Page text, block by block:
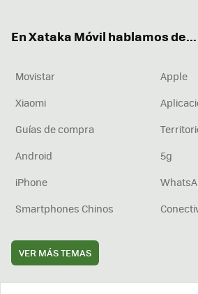
En Xataka Móvil hablamos de...
Movistar
Apple
Xiaomi
Guías de compra
Android
5g
iPhone
Smartphones Chinos
VER MÁS TEMAS